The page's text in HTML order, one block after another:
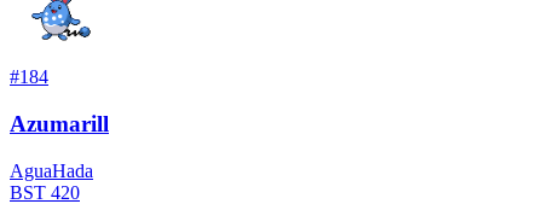
#184
Azumarill
AguaHada
BST 420